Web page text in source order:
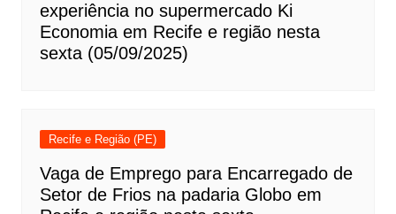
experiência no supermercado Ki
Economia em Recife e região nesta
sexta (05/09/2025)
Recife e Região (PE)
Vaga de Emprego para Encarregado de
Setor de Frios na padaria Globo em